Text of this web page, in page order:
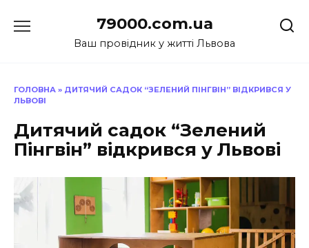
до
79000.com.ua
Ваш провідник у житті Львова
ГОЛОВНА » ДИТЯЧИЙ САДОК “ЗЕЛЕНИЙ ПІНГВІН” ВІДКРИВСЯ У
ЛЬВОВІ
Дитячий садок “Зелений
Пінгвін” відкрився у Львові